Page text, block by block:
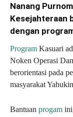
Nanang
Kesejahteraan
dengan
Program Kasuari
Noken Operasi
berorientasi pada
masyarakat
Bantuan progam